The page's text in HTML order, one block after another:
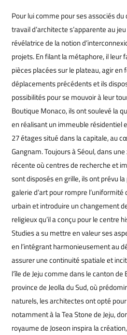
Pour lui comme pour ses associés
travail d’architecte s’apparente au
révélatrice de la notion
projets. En filant la métaphore, il leur
pièces placées sur le plateau, agir en
déplacements précédents et ils
possibilités pour se mouvoir à leur
Boutique Monaco, ils ont soulevé la
en réalisant un immeuble résidentiel
27 étages situé dans la capitale, au
Gangnam. Toujours à Séoul, dans
récente où centres de recherche et
sont disposés en grille, ils ont prévu
galerie d’art pour rompre l’uniformité
urbain et introduire un changement
religieux qu’il a conçu pour le centre
Studies a su mettre en valeur ses
en l’intégrant harmonieusement au
assurer une continuité spatiale et
l’île de Jeju comme dans le canton
province de Jeolla du Sud, où
naturels, les architectes ont opté
notamment à la Tea Stone de Jeju,
royaume de Joseon inspira la